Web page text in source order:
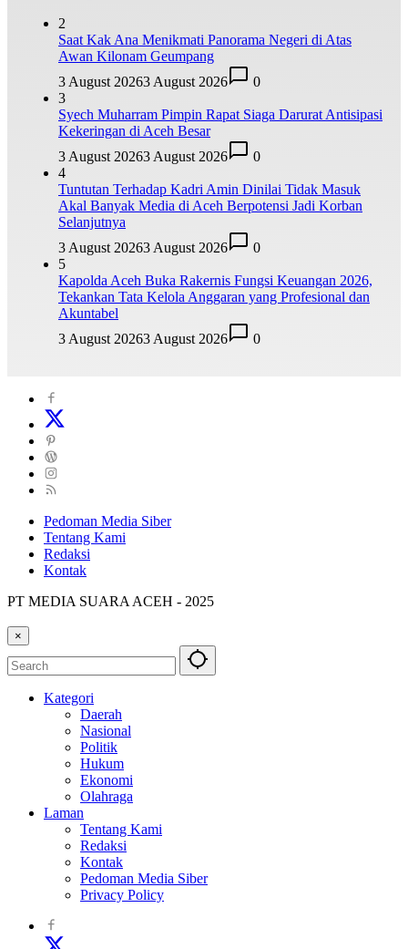
2
Saat Kak Ana Menikmati Panorama Negeri di Atas
Awan Kilonam Geumpang
3 August 20263 August 2026
0
3
Syech Muharram Pimpin Rapat Siaga Darurat Antisipasi
Kekeringan di Aceh Besar
3 August 20263 August 2026
0
4
Tuntutan Terhadap Kadri Amin Dinilai Tidak Masuk
Akal Banyak Media di Aceh Berpotensi Jadi Korban
Selanjutnya
3 August 20263 August 2026
0
5
Kapolda Aceh Buka Rakernis Fungsi Keuangan 2026,
Tekankan Tata Kelola Anggaran yang Profesional dan
Akuntabel
3 August 20263 August 2026 0
Pedoman Media Siber
Tentang Kami
Redaksi
Kontak
PT MEDIA SUARA ACEH - 2025
×
Kategori
Daerah
Nasional
Politik
Hukum
Ekonomi
Olahraga
Laman
Tentang Kami
Redaksi
Kontak
Pedoman Media Siber
Privacy Policy